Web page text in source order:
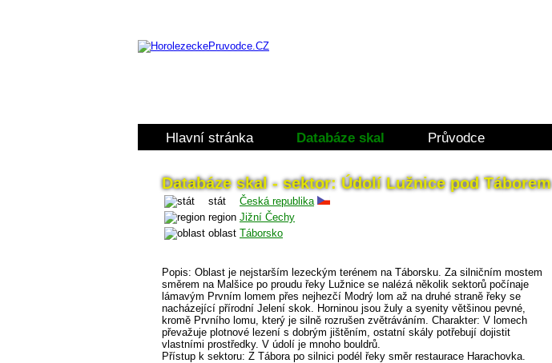
Hlavní stránka Databáze skal Průvodce
Databáze skal - sektor: Údolí Lužnice pod Táborem
stát
Česká republika
region Jižní Čechy
oblast Táborsko
Popis: Oblast je nejstarším lezeckým terénem na Táborsku. Za silničním mostem
směrem na Malšice po proudu řeky Lužnice se nalézá několik sektorů počínaje
lámavým Prvním lomem přes nejhezčí Modrý lom až na druhé straně řeky se
nacházející přírodní Jelení skok. Horninou jsou žuly a syenity většinou pevné,
kromě Prvního lomu, který je silně rozrušen zvětráváním. Charakter: V lomech
převažuje plotnové lezení s dobrým jištěním, ostatní skály potřebují dojistit
vlastními prostředky. V údolí je mnoho bouldrů.
Přístup k sektoru: Z Tábora po silnici podél řeky směr restaurace Harachovka.